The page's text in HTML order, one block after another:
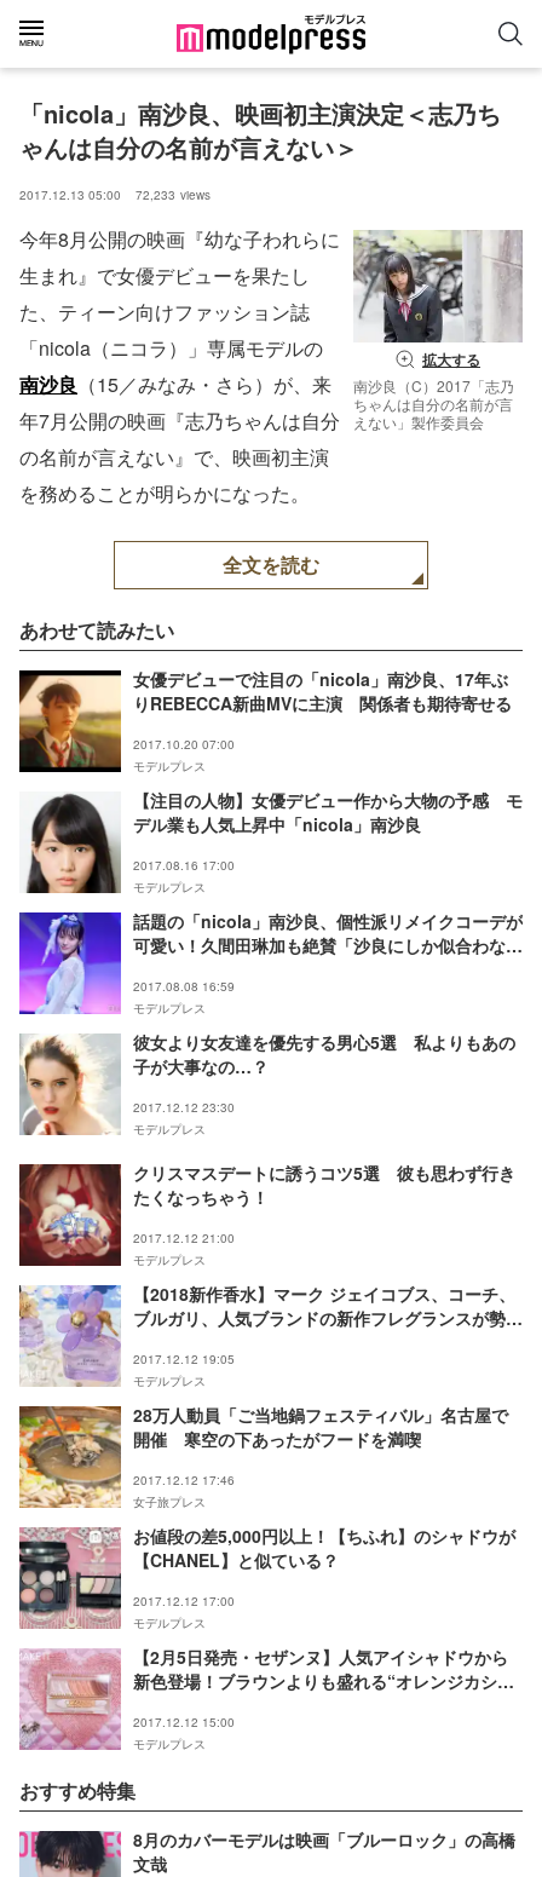
「nicola」南沙良、映画初主演決定＜志乃ち
ゃんは自分の名前が言えない＞
2017.12.13 05:00 72,233 views
拡大する
南沙良（C）2017「志乃
ちゃんは自分の名前が言
えない」製作委員会
今年8月公開の映画『幼な子われらに
生まれ』で女優デビューを果たし
た、ティーン向けファッション誌
「nicola（ニコラ）」専属モデルの
南沙良 （15／みなみ・さら）が、来
年7月公開の映画『志乃ちゃんは自分
の名前が言えない』で、映画初主演
を務めることが明らかになった。
全文を読む
あわせて読みたい
女優デビューで注目の「nicola」南沙良、17年ぶ
りREBECCA新曲MVに主演 関係者も期待寄せる
2017.10.20 07:00
モデルプレス
【注目の人物】女優デビュー作から大物の予感 モ
デル業も人気上昇中「nicola」南沙良
2017.08.16 17:00
モデルプレス
話題の「nicola」南沙良、個性派リメイクコーデが
可愛い！久間田琳加も絶賛「沙良にしか似合わな
2017.08.08 16:59
モデルプレス
彼女より女友達を優先する男心5選 私よりもあの
子が大事なの…？
2017.12.12 23:30
モデルプレス
クリスマスデートに誘うコツ5選 彼も思わず行き
たくなっちゃう！
2017.12.12 21:00
モデルプレス
【2018新作香水】マーク ジェイコブス、コーチ、
ブルガリ、人気ブランドの新作フレグランスが勢揃
2017.12.12 19:05
モデルプレス
28万人動員「ご当地鍋フェスティバル」名古屋で
開催 寒空の下あったがフードを満喫
2017.12.12 17:46
女子旅プレス
お値段の差5,000円以上！【ちふれ】のシャドウが
【CHANEL】と似ている？
2017.12.12 17:00
モデルプレス
【2月5日発売・セザンヌ】人気アイシャドウから
新色登場！ブラウンよりも盛れる“オレンジカシ
2017.12.12 15:00
モデルプレス
おすすめ特集
8月のカバーモデルは映画「ブルーロック」の高橋
文哉